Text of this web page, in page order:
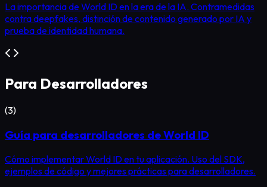
La importancia de World ID en la era de la IA. Contramedidas
contra deepfakes, distinción de contenido generado por IA y
prueba de identidad humana.
Para Desarrolladores
(3)
Guía para desarrolladores de World ID
Cómo implementar World ID en tu aplicación. Uso del SDK,
ejemplos de código y mejores prácticas para desarrolladores.